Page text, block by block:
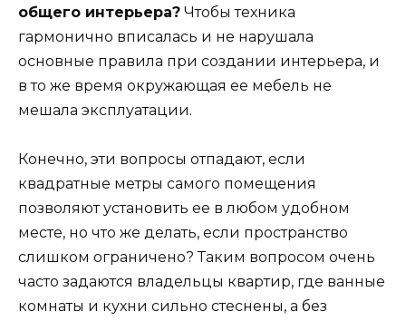
общего интерьера? Чтобы техника
гармонично вписалась и не нарушала
основные правила при создании интерьера, и
в то же время окружающая ее мебель не
мешала эксплуатации.
Конечно, эти вопросы отпадают, если
квадратные метры самого помещения
позволяют установить ее в любом удобном
месте, но что же делать, если пространство
слишком ограничено? Таким вопросом очень
часто задаются владельцы квартир, где ванные
комнаты и кухни сильно стеснены, а без